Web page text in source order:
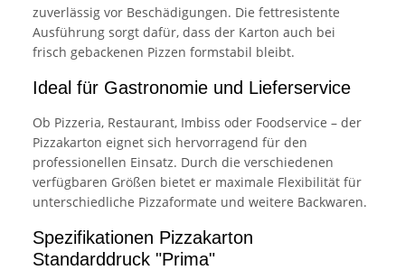
zuverlässig vor Beschädigungen. Die fettresistente
Ausführung sorgt dafür, dass der Karton auch bei
frisch gebackenen Pizzen formstabil bleibt.
Ideal für Gastronomie und Lieferservice
Ob Pizzeria, Restaurant, Imbiss oder Foodservice – der
Pizzakarton eignet sich hervorragend für den
professionellen Einsatz. Durch die verschiedenen
verfügbaren Größen bietet er maximale Flexibilität für
unterschiedliche Pizzaformate und weitere Backwaren.
Spezifikationen Pizzakarton
Standarddruck "Prima"